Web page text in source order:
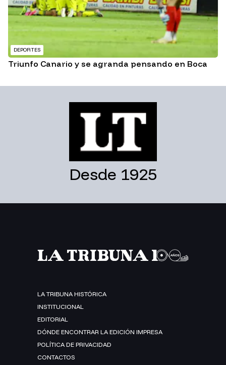
DEPORTES
Triunfo Canario y se agranda pensando en Boca
Desde 1925
LA TRIBUNA HISTÓRICA
INSTITUCIONAL
EDITORIAL
DÓNDE ENCONTRAR LA EDICIÓN IMPRESA
POLÍTICA DE PRIVACIDAD
CONTACTOS